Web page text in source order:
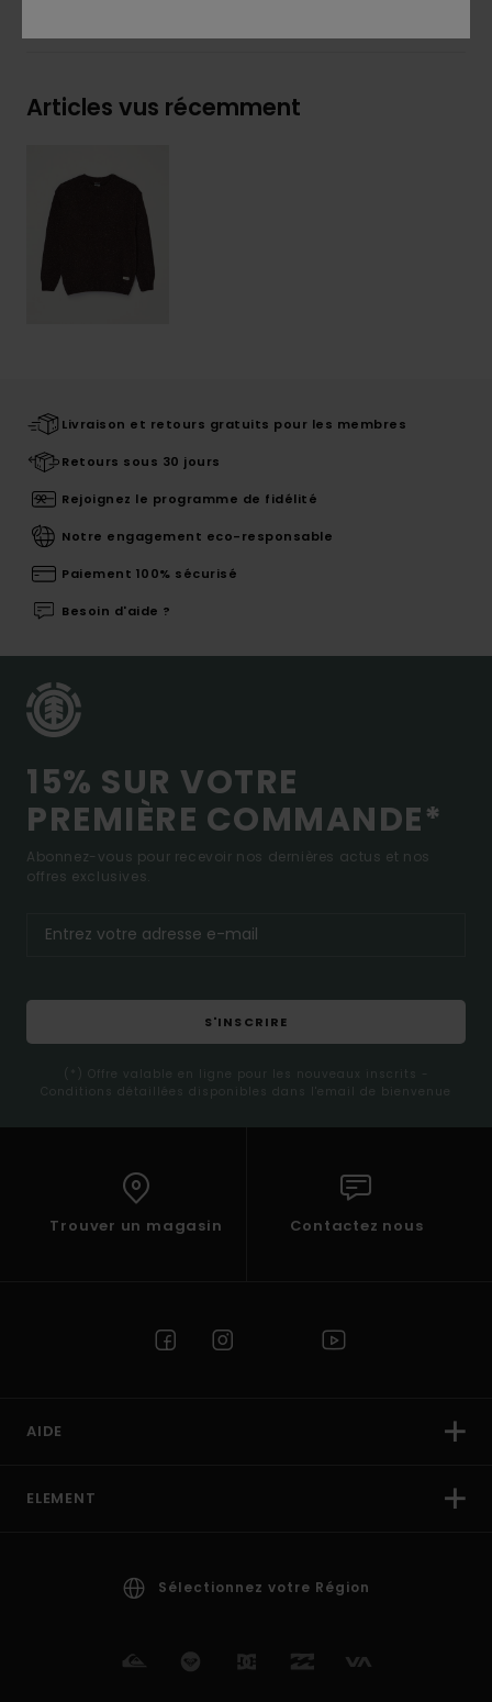
Articles vus récemment
Livraison et retours gratuits pour les membres
Retours sous 30 jours
Rejoignez le programme de fidélité
Notre engagement eco-responsable
Paiement 100% sécurisé
Besoin d'aide ?
15% SUR VOTRE
PREMIÈRE COMMANDE*
Abonnez-vous pour recevoir nos dernières actus et nos
offres exclusives.
S'INSCRIRE
(*) Offre valable en ligne pour les nouveaux inscrits -
Conditions détaillées disponibles dans l'email de bienvenue
Trouver un magasin Contactez nous
AIDE
ELEMENT
Sélectionnez votre Région